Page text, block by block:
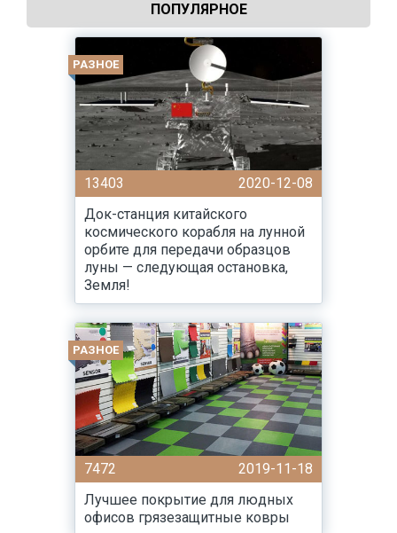
ПОПУЛЯРНОЕ
РАЗНОЕ
13403
2020-12-08
Док-станция китайского
космического корабля на лунной
орбите для передачи образцов
луны — следующая остановка,
Земля!
РАЗНОЕ
7472
2019-11-18
Лучшее покрытие для людных
офисов грязезащитные ковры